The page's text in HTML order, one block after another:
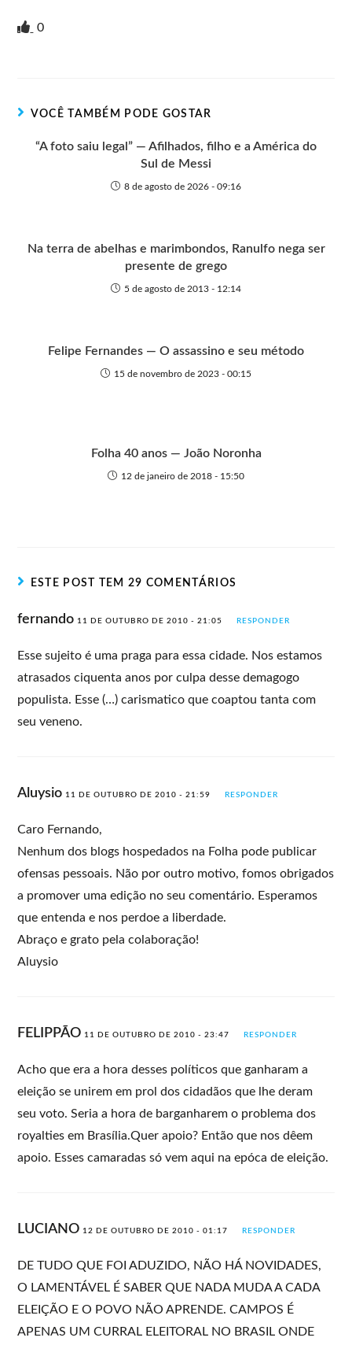
i
e
k
p
e
0
VOCÊ TAMBÉM PODE GOSTAR
“A foto saiu legal” — Afilhados, filho e a América do
Sul de Messi
8 de agosto de 2026 - 09:16
Na terra de abelhas e marimbondos, Ranulfo nega ser
presente de grego
5 de agosto de 2013 - 12:14
Felipe Fernandes — O assassino e seu método
15 de novembro de 2023 - 00:15
Folha 40 anos — João Noronha
12 de janeiro de 2018 - 15:50
ESTE POST TEM 29 COMENTÁRIOS
fernando 11 DE OUTUBRO DE 2010 - 21:05 RESPONDER
Esse sujeito é uma praga para essa cidade. Nos estamos
atrasados ciquenta anos por culpa desse demagogo
populista. Esse (…) carismatico que coaptou tanta com
seu veneno.
Aluysio 11 DE OUTUBRO DE 2010 - 21:59 RESPONDER
Caro Fernando,
Nenhum dos blogs hospedados na Folha pode publicar
ofensas pessoais. Não por outro motivo, fomos obrigados
a promover uma edição no seu comentário. Esperamos
que entenda e nos perdoe a liberdade.
Abraço e grato pela colaboração!
Aluysio
FELIPPÃO 11 DE OUTUBRO DE 2010 - 23:47 RESPONDER
Acho que era a hora desses políticos que ganharam a
eleição se unirem em prol dos cidadãos que lhe deram
seu voto. Seria a hora de barganharem o problema dos
royalties em Brasília.Quer apoio? Então que nos dêem
apoio. Esses camaradas só vem aqui na epóca de eleição.
LUCIANO 12 DE OUTUBRO DE 2010 - 01:17 RESPONDER
DE TUDO QUE FOI ADUZIDO, NÃO HÁ NOVIDADES,
O LAMENTÁVEL É SABER QUE NADA MUDA A CADA
ELEIÇÃO E O POVO NÃO APRENDE. CAMPOS É
APENAS UM CURRAL ELEITORAL NO BRASIL ONDE